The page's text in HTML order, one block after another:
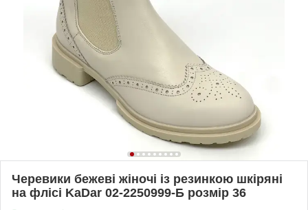
Черевики бежеві жіночі із резинкою шкіряні
на флісі KaDar 02-2250999-Б розмір 36